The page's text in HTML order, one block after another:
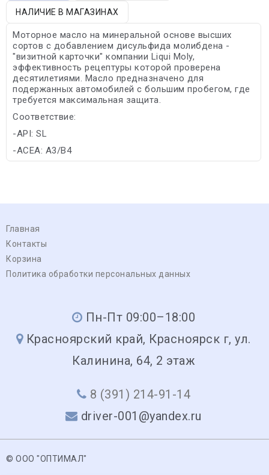
НАЛИЧИЕ В МАГАЗИНАХ
Моторное масло на минеральной основе высших
сортов с добавлением дисульфида молибдена -
"визитной карточки" компании Liqui Moly,
эффективность рецептуры которой проверена
десятилетиями. Масло предназначено для
подержанных автомобилей с большим пробегом, где
требуется максимальная защита.
Соответствие:
-API: SL
-ACEA: A3/B4
Главная
Контакты
Корзина
Политика обработки персональных данных
Пн-Пт 09:00–18:00
Красноярский край, Красноярск г, ул.
Калинина, 64, 2 этаж
8 (391) 214-91-14
driver-001@yandex.ru
© ООО "ОПТИМАЛ"